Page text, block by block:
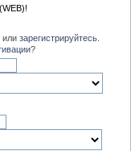
или зарегистрируйтесь.
?